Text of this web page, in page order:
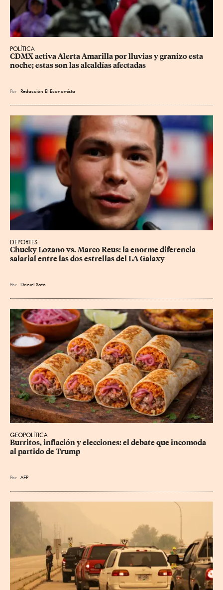
POLÍTICA
CDMX activa Alerta Amarilla por lluvias y granizo esta
noche; estas son las alcaldías afectadas
Por Redacción El Economista
DEPORTES
Chucky Lozano vs. Marco Reus: la enorme diferencia
salarial entre las dos estrellas del LA Galaxy
Por Daniel Soto
GEOPOLÍTICA
Burritos, inflación y elecciones: el debate que incomoda
al partido de Trump
Por AFP